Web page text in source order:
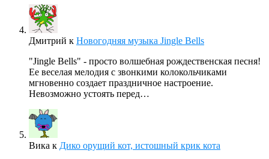
Дмитрий к Новогодняя музыка Jingle Bells
"Jingle Bells" - просто волшебная рождественская песня!
Ее веселая мелодия с звонкими колокольчиками
мгновенно создает праздничное настроение.
Невозможно устоять перед…
Вика к Дико орущий кот, истошный крик кота